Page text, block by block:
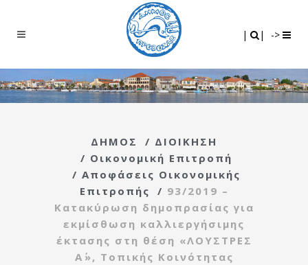
| | ->
ΔΗΜΟΣ / ΔΙΟΙΚΗΣΗ
/ Οικονομική Επιτροπή
/ Αποφάσεις Οικονομικής
Επιτροπής
/ 93/2019 –
Κατακύρωση δημοπρασίας για
εκμίσθωση καλλιεργήσιμης
έκτασης στη θέση «ΛΟΥΣΤΡΕΣ
Α΄», Τοπικής Κοινότητας